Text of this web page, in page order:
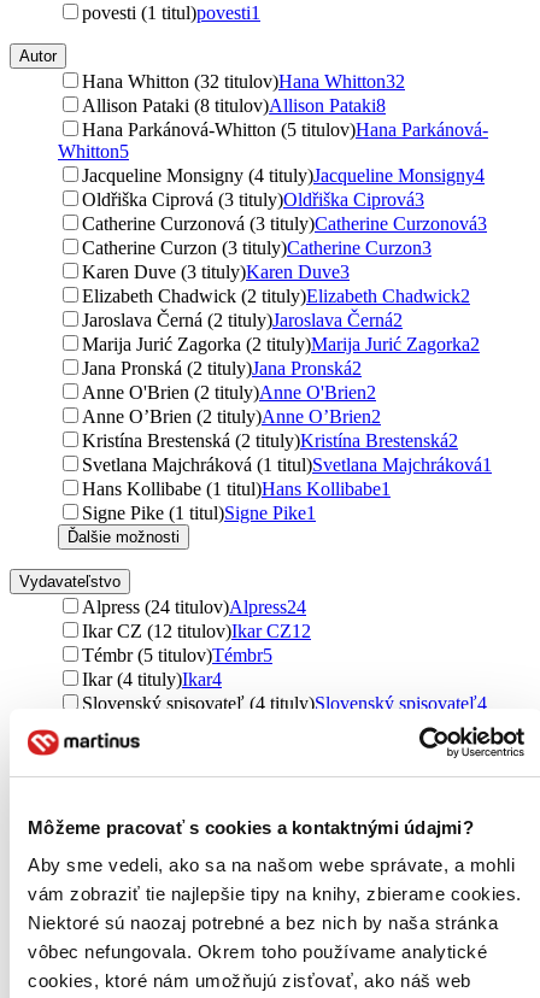
Môžeme pracovať s cookies a kontaktnými údajmi?
Aby sme vedeli, ako sa na našom webe správate, a mohli
vám zobraziť tie najlepšie tipy na knihy, zbierame cookies.
Niektoré sú naozaj potrebné a bez nich by naša stránka
vôbec nefungovala. Okrem toho používame analytické
cookies, ktoré nám umožňujú zisťovať, ako náš web
povesti (1 titul)povesti1
Autor
Hana Whitton (32 titulov)Hana Whitton32
Allison Pataki (8 titulov)Allison Pataki8
Hana Parkánová-Whitton (5 titulov)Hana Parkánová-
Whitton5
Jacqueline Monsigny (4 tituly)Jacqueline Monsigny4
Oldřiška Ciprová (3 tituly)Oldřiška Ciprová3
Catherine Curzonová (3 tituly)Catherine Curzonová3
Catherine Curzon (3 tituly)Catherine Curzon3
Karen Duve (3 tituly)Karen Duve3
Elizabeth Chadwick (2 tituly)Elizabeth Chadwick2
Jaroslava Černá (2 tituly)Jaroslava Černá2
Marija Jurić Zagorka (2 tituly)Marija Jurić Zagorka2
Jana Pronská (2 tituly)Jana Pronská2
Anne O'Brien (2 tituly)Anne O'Brien2
Anne O’Brien (2 tituly)Anne O’Brien2
Kristína Brestenská (2 tituly)Kristína Brestenská2
Svetlana Majchráková (1 titul)Svetlana Majchráková1
Hans Kollibabe (1 titul)Hans Kollibabe1
Signe Pike (1 titul)Signe Pike1
Ďalšie možnosti
Vydavateľstvo
Alpress (24 titulov)Alpress24
Ikar CZ (12 titulov)Ikar CZ12
Témbr (5 titulov)Témbr5
Ikar (4 tituly)Ikar4
Slovenský spisovateľ (4 tituly)Slovenský spisovateľ4
Vyšehrad (2 tituly)
Knižní klub (2 tituly)Knižní klub2
Smena (2 tituly) Smena2
X Nakladatelství Universum (1 titul)X Nakladatelství
Universum 1
Kontrast (1 titul)Kontrast1
Random House (1 titul) Random House
Kodudek (1 titul)
Universum (1 titul)Universum1